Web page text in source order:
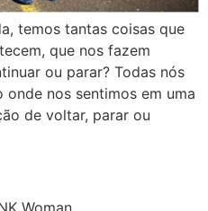
temos tantas coisas que
que nos fazem
ou parar? Todas nós
nos sentimos em uma
de voltar, parar ou